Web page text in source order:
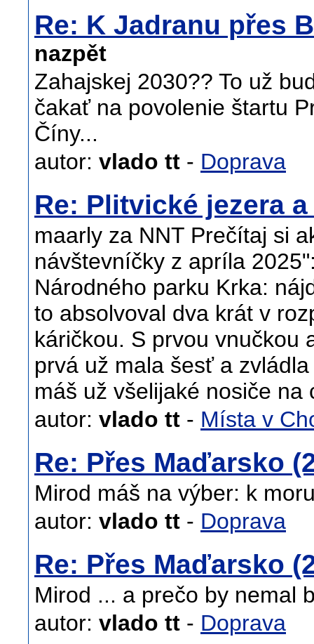
Re: K Jadranu přes
nazpět
Zahajskej 2030?? To už
čakať na povolenie štartu
Číny...
autor: vlado tt - Doprava
Re: Plitvické jezera
maarly za NNT Prečítaj si
návštevníčky z apríla
Národného parku Krka:
to absolvoval dva krát v
káričkou. S prvou vnučkou
prvá už mala šesť a
máš už všelijaké nosiče na
autor: vlado tt - Místa v
Re: Přes Maďarsko
Mirod máš na výber: k
autor: vlado tt - Doprava
Re: Přes Maďarsko
Mirod ... a prečo by nemal
autor: vlado tt - Doprava